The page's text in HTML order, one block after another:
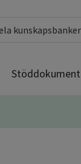
Stöddokument